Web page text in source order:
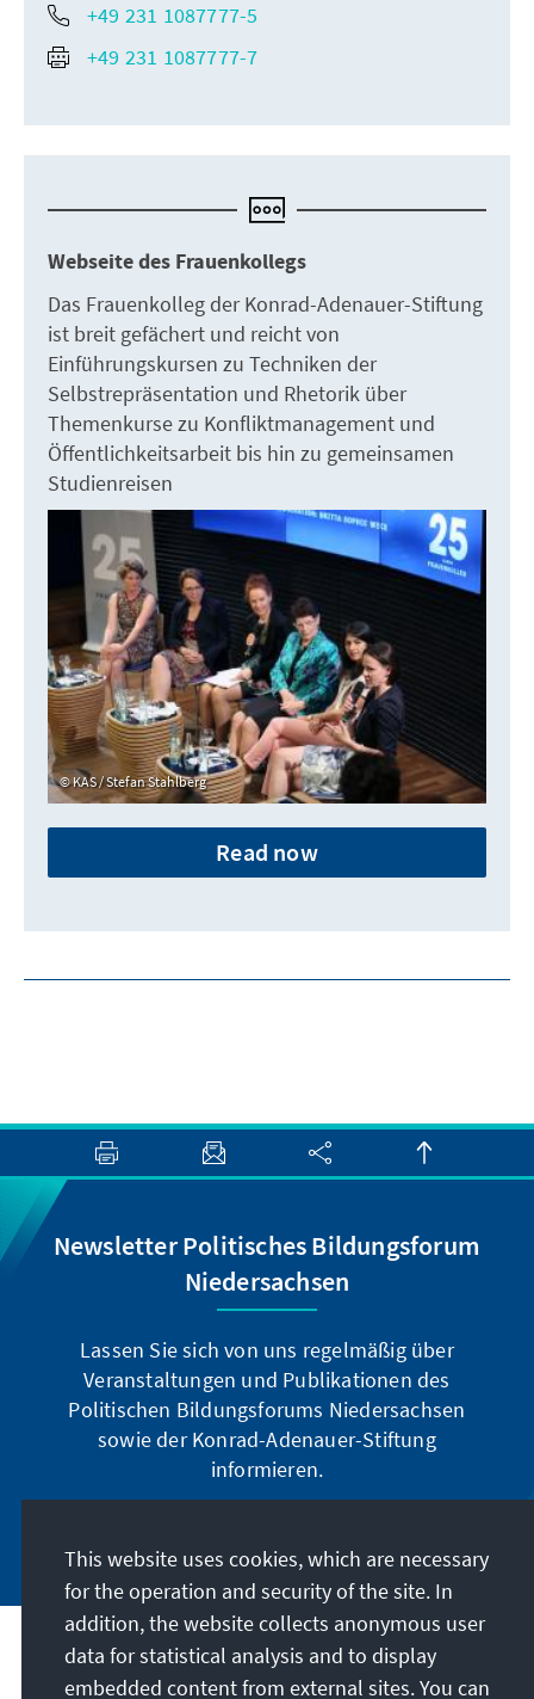
+49 231 1087777-5
+49 231 1087777-7
Webseite des Frauenkollegs
Das Frauenkolleg der Konrad-Adenauer-Stiftung
ist breit gefächert und reicht von
Einführungskursen zu Techniken der
Selbstrepräsentation und Rhetorik über
Themenkurse zu Konfliktmanagement und
Öffentlichkeitsarbeit bis hin zu gemeinsamen
Studienreisen
KAS / Stefan Stahlberg
Read now
Newsletter Politisches Bildungsforum
Niedersachsen
Lassen Sie sich von uns regelmäßig über
Veranstaltungen und Publikationen des
Politischen Bildungsforums Niedersachsen
sowie der Konrad-Adenauer-Stiftung
informieren.
Address
This website uses cookies, which are necessary
for the operation and security of the site. In
addition, the website collects anonymous user
data for statistical analysis and to display
embedded content from external sites. You can